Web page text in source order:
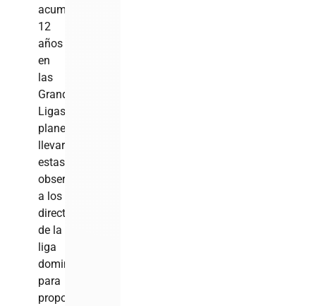
acumuló
12
años
en
las
Grandes
Ligas,
planea
llevar
estas
observaciones
a los
directivos
de la
liga
dominicana
para
proponer